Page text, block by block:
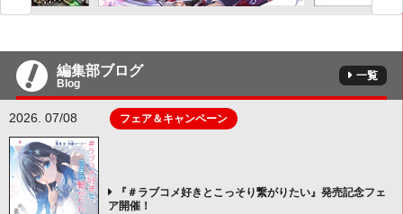
編集部ブログ
Blog
一覧
2026. 07/08 フェア＆キャンペーン
『＃ラブコメ好きとこっそり繋がりたい』発売記念フェ
ア開催！